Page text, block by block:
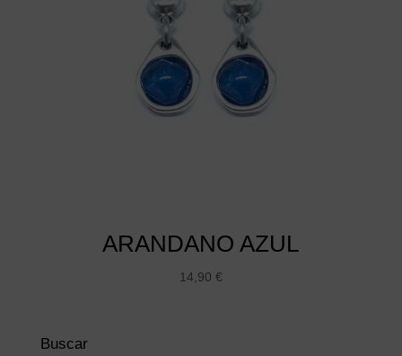
ARANDANO AZUL
14,90 €
Buscar